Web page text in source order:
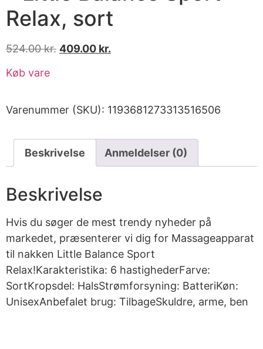
Relax, sort
524.00kr. 409.00 kr.
Køb vare
Varenummer (SKU): 1193681273313516506
Beskrivelse Anmeldelser (0)
Beskrivelse
Hvis du søger de mest trendy nyheder på
markedet, præsenterer vi dig for Massageapparat
til nakken Little Balance Sport
Relax!Karakteristika: 6 hastighederFarve:
SortKropsdel: HalsStrømforsyning: BatteriKøn:
UnisexAnbefalet brug: TilbageSkuldre, arme, ben